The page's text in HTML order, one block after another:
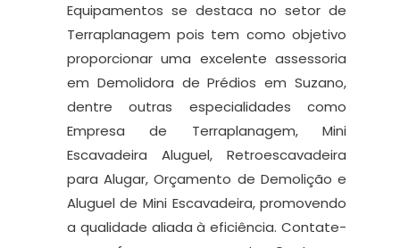
Equipamentos se destaca no setor de
Terraplanagem pois tem como objetivo
proporcionar uma excelente assessoria
em Demolidora de Prédios em Suzano,
dentre outras especialidades como
Empresa de Terraplanagem, Mini
Escavadeira Aluguel, Retroescavadeira
para Alugar, Orçamento de Demolição e
Aluguel de Mini Escavadeira, promovendo
a qualidade aliada à eficiência. Contate-